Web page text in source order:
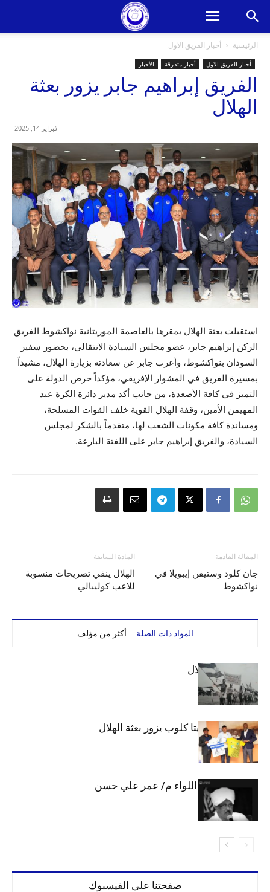
الرئيسية أخبار الفريق الاول
أخبار الفريق الاول أخبار متفرقة الأخبار
الفريق إبراهيم جابر يزور بعثة
الهلال
فبراير 14, 2025
استقبلت بعثة الهلال بمقرها بالعاصمة الموريتانية نواكشوط الفريق
الركن إبراهيم جابر، عضو مجلس السيادة الانتقالي، بحضور سفير
السودان بنواكشوط، وأعرب جابر عن سعادته بزيارة الهلال، مشيداً
بمسيرة الفريق في المشوار الإفريقي، مؤكداً حرص الدولة على
التميز في كافة الأصعدة، من جانب أكد مدير دائرة الكرة عبد
المهيمن الأمين، وقفة الهلال القوية خلف القوات المسلحة،
ومساندة كافة مكونات الشعب لها، متقدماً بالشكر لمجلس
السيادة، والفريق إبراهيم جابر على اللفتة البارعة.
المادة السابقة
الهلال ينفي تصريحات منسوبة
للاعب كوليبالي
المقالة القادمة
جان كلود وستيفن إيبويلا في
نواكشوط
المواد ذات الصلة أكثر من مؤلف
الهلال والاستقلال
وفد رفيع من فيتا كلوب يزور بعثة الهلال
الهلال يحتسب اللواء م/ عمر علي حسن
صفحتنا على الفيسبوك